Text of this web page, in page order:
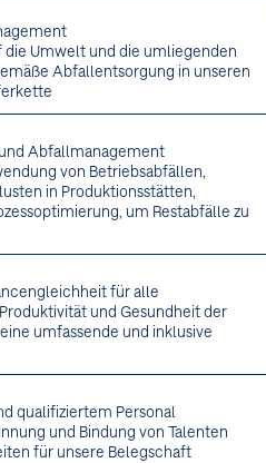
Umwelt und die umliegenden
Abfallentsorgung in unseren
Abfallmanagement
von Betriebsabfällen,
in Produktionsstätten,
um Restabfälle zu
für alle
und Gesundheit der
umfassende und inklusive
qualifiziertem Personal
und Bindung von Talenten
für unsere Belegschaft